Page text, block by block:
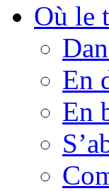
Où le
En
En